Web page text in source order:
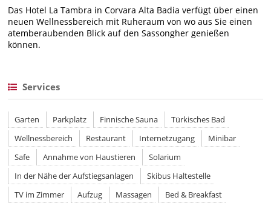
Das Hotel La Tambra in Corvara Alta Badia verfügt über einen
neuen Wellnessbereich mit Ruheraum von wo aus Sie einen
atemberaubenden Blick auf den Sassongher genießen
können.
Services
Garten Parkplatz Finnische Sauna
Türkisches Bad
Wellnessbereich
Restaurant Internetzugang
Minibar
Safe
Annahme von Haustieren
Solarium
In der Nähe der Aufstiegsanlagen
Skibus Haltestelle
TV im Zimmer
Aufzug Massagen Bed & Breakfast